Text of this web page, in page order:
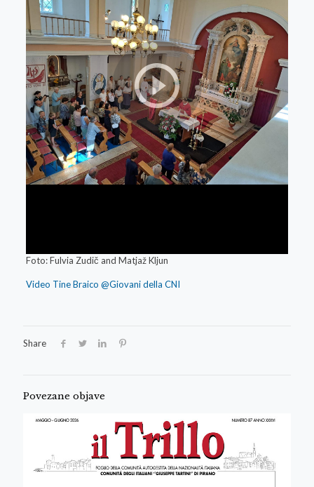
Foto: Fulvia Zudič and Matjaž Kljun
Video Tine Braico @Giovani della CNI
Share
Povezane objave